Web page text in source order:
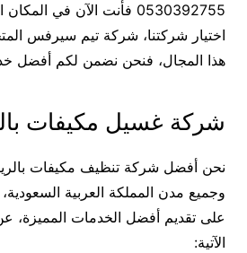
0530392755 فأنت الآن في
اختيار شركتنا، شركة تيم سيرفس
هذا المجال، فنحن نضمن لكم أفضل
شركة غسيل مكيفات
وجميع مدن المملكة العربية
على تقديم أفضل الخدمات المميزة،
الآتية: